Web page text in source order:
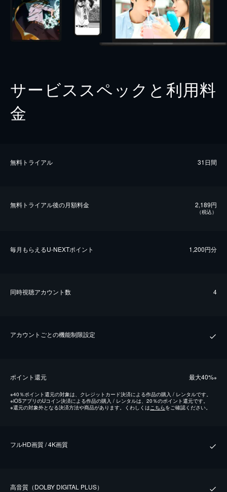
サービススペックと利用料
金
無料トライアル 31日間
無料トライアル後の⽉額料金 2,189円
（税込）
毎⽉もらえるU-NEXTポイント 1,200円分
同時視聴アカウント数 4
アカウントごとの機能制限設定
ポイント還元 最⼤40%※
※40％ポイント還元の対象は、クレジットカード決済による作品の購入 / レンタルです。
※iOSアプリのUコイン決済による作品の購入 / レンタルは、20％のポイント還元です。
※還元の対象外となる決済方法や商品があります。くわしくはこちらをご確認ください。
フルHD画質 / 4K画質
⾼⾳質（DOLBY DIGITAL PLUS）